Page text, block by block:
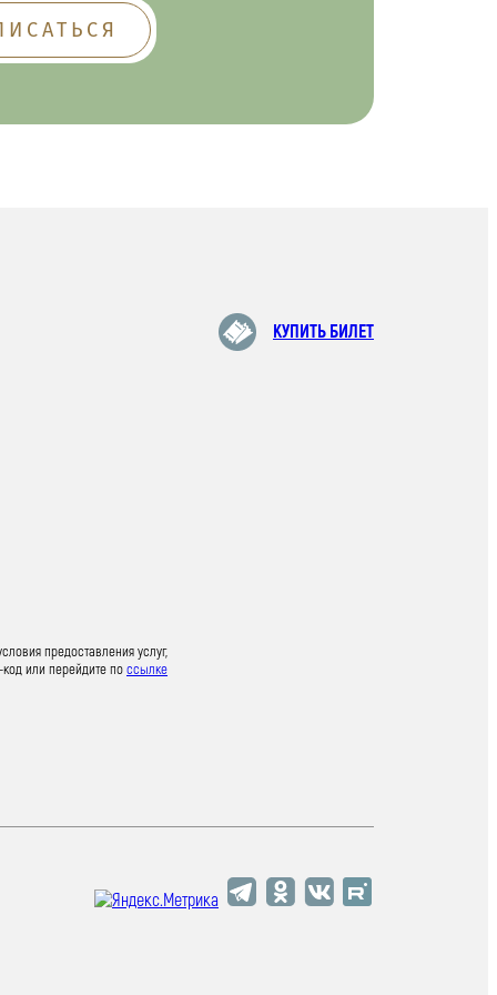
КУПИТЬ БИЛЕТ
предоставления услуг,
код или перейдите поссылке